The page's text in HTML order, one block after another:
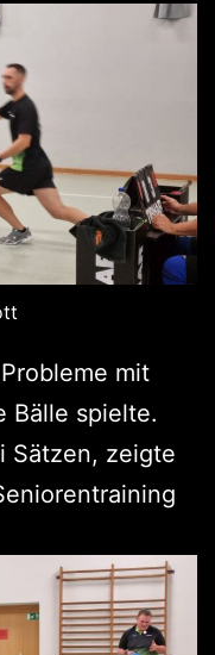
mit
Bälle spielte.
Sätzen, zeigte